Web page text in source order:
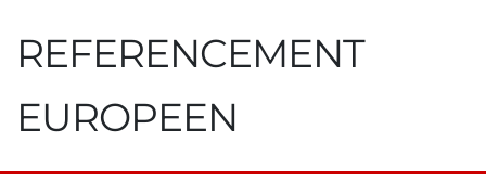
REFERENCEMENT
EUROPEEN